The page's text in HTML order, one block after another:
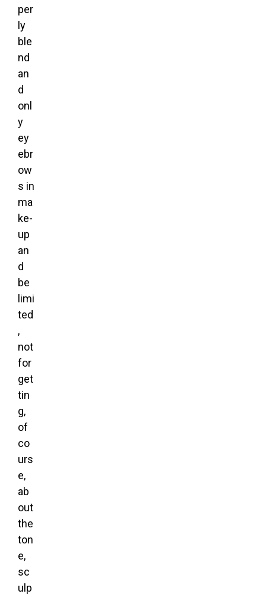
per
ly
ble
nd
an
d
onl
y
ey
ebr
ow
s in
ma
ke-
up
an
d
be
limi
ted
,
not
for
get
tin
g,
of
co
urs
e,
ab
out
the
ton
e,
sc
ulp